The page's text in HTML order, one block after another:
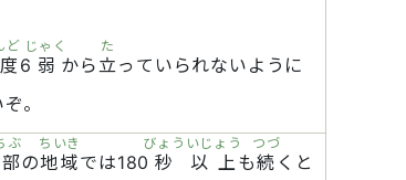
ど
6 弱
じゃく
から立
た
っていられないように
。
ぶ
の地域
ちいき
では180 秒
びょう
以上
いじょう
も続
つづ
くと